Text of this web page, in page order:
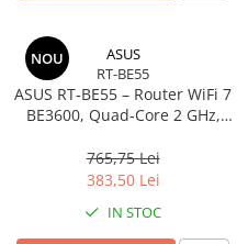
Accesorii Stocare
Unități optice
Blu-Ray, CD/DVD & Floppy Drives
NOU
ASUS
RT-BE55
ASUS RT‑BE55 – Router WiFi 7
BE3600, Quad‑Core 2 GHz,
765,75 Lei
383,50 Lei
IN STOC